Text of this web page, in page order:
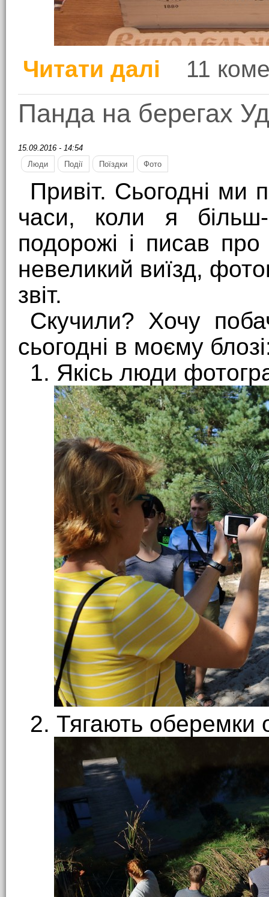
Читати далі про Дивись на вино,
11
Панда на берегах
15.09.2016 - 14:54
Люди
Події Поїздки Фото
Привіт. Сьогодні ми
часи, коли я
подорожі і писав
невеликий виїзд,
звіт.
Скучили? Хочу
сьогодні в моєму
1. Якісь люди
2. Тягають оберемки